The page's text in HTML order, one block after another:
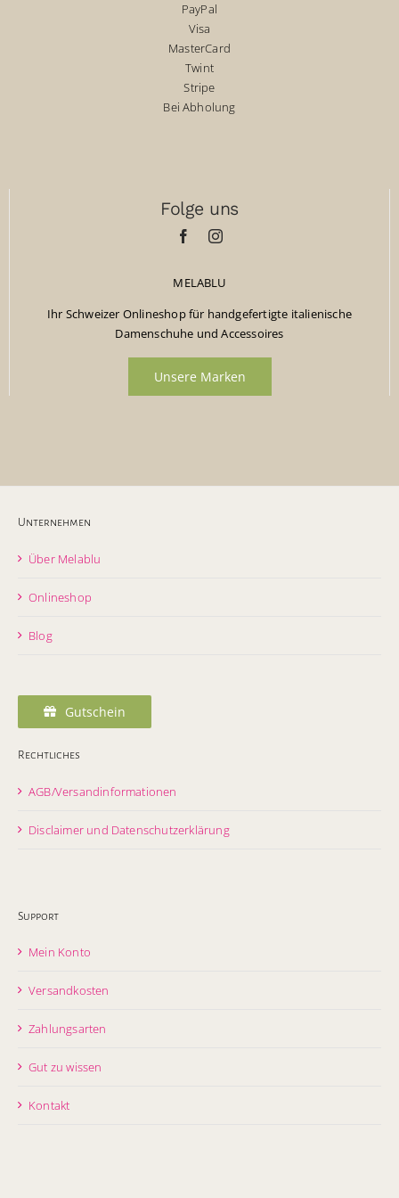
PayPal
Visa
MasterCard
Twint
Stripe
Bei Abholung
Folge uns
MELABLU
Ihr Schweizer Onlineshop für handgefertigte italienische
Damenschuhe und Accessoires
Unsere Marken
Unternehmen
Über Melablu
Onlineshop
Blog
Gutschein
Rechtliches
AGB/Versandinformationen
Disclaimer und Datenschutzerklärung
Support
Mein Konto
Versandkosten
Zahlungsarten
Gut zu wissen
Kontakt